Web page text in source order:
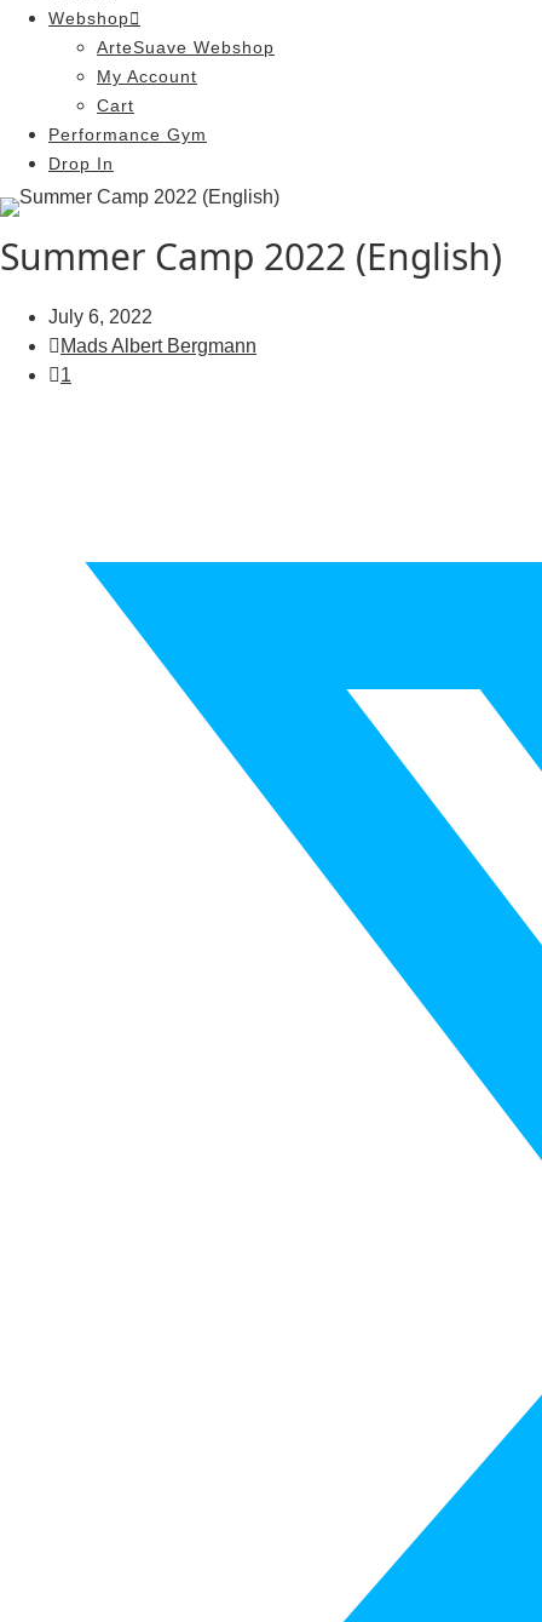
Webshop
ArteSuave Webshop
My Account
Cart
Performance Gym
Drop In
Summer Camp 2022 (English)
July 6, 2022
Mads Albert Bergmann
1